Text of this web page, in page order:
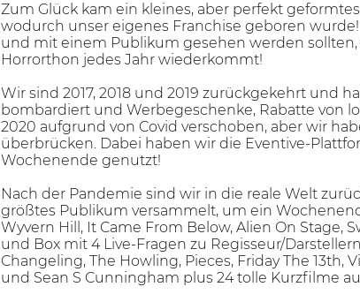
Zum Glück kam ein kleines, aber perfekt
wodurch unser eigenes Franchise geboren
und mit einem Publikum gesehen werden
Horrorthon jedes Jahr wiederkommt!
Wir sind 2017, 2018 und 2019 zurückgekehrt und
bombardiert und Werbegeschenke, Rabatte von
2020 aufgrund von Covid verschoben, aber wir
überbrücken. Dabei haben wir die Eventive-
Wochenende genutzt!
Nach der Pandemie sind wir in die reale Welt
größtes Publikum versammelt, um ein
Wyvern Hill, It Came From Below, Alien On Stage,
und Box mit 4 Live-Fragen zu Regisseur/
Changeling, The Howling, Pieces, Friday The
und Sean S Cunningham plus 24 tolle Kurzfilme